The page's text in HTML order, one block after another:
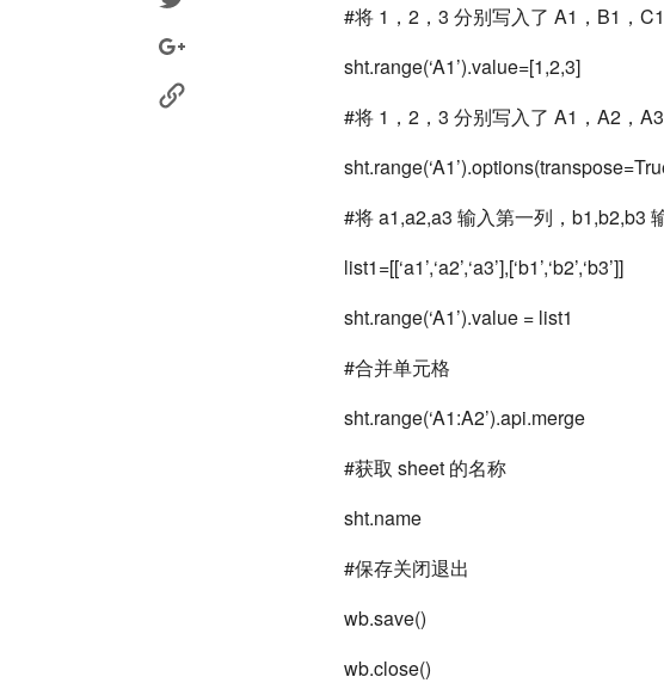
#将 1，2，3 分别写入了 A1，B1，
sht.range(‘A1’).value=[1,2,3]
#将 1，2，3 分别写入了 A1，A2，
#将 a1,a2,a3 输入第一列，b1,b2,b3
list1=[[‘a1’,‘a2’,‘a3’],[‘b1’,‘b2’,‘b3’]]
sht.range(‘A1’).value = list1
#合并单元格
sht.range(‘A1:A2’).api.merge
#获取 sheet 的名称
sht.name
#保存关闭退出
wb.save()
wb.close()